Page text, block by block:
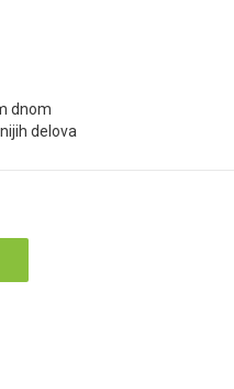
dnom
delova